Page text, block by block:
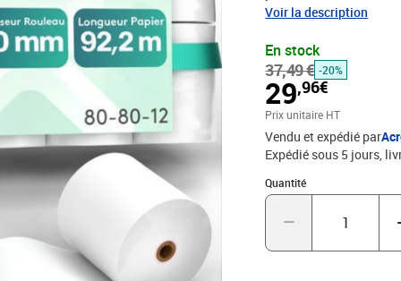
papier thermique de
compatibilité sans
à la directive RoHS et
qui permet d'éliminer
supérieures.
48 g/m².- Dimensions
92,2 mètres- Type de
Utilisation :
: 3,7 kg
Voir la description
En stock
37,49 € -20%
29,96€
Prix unitaire HT
Vendu et expédié par
Expédié sous 5 jours
Quantité
Quantité : 1